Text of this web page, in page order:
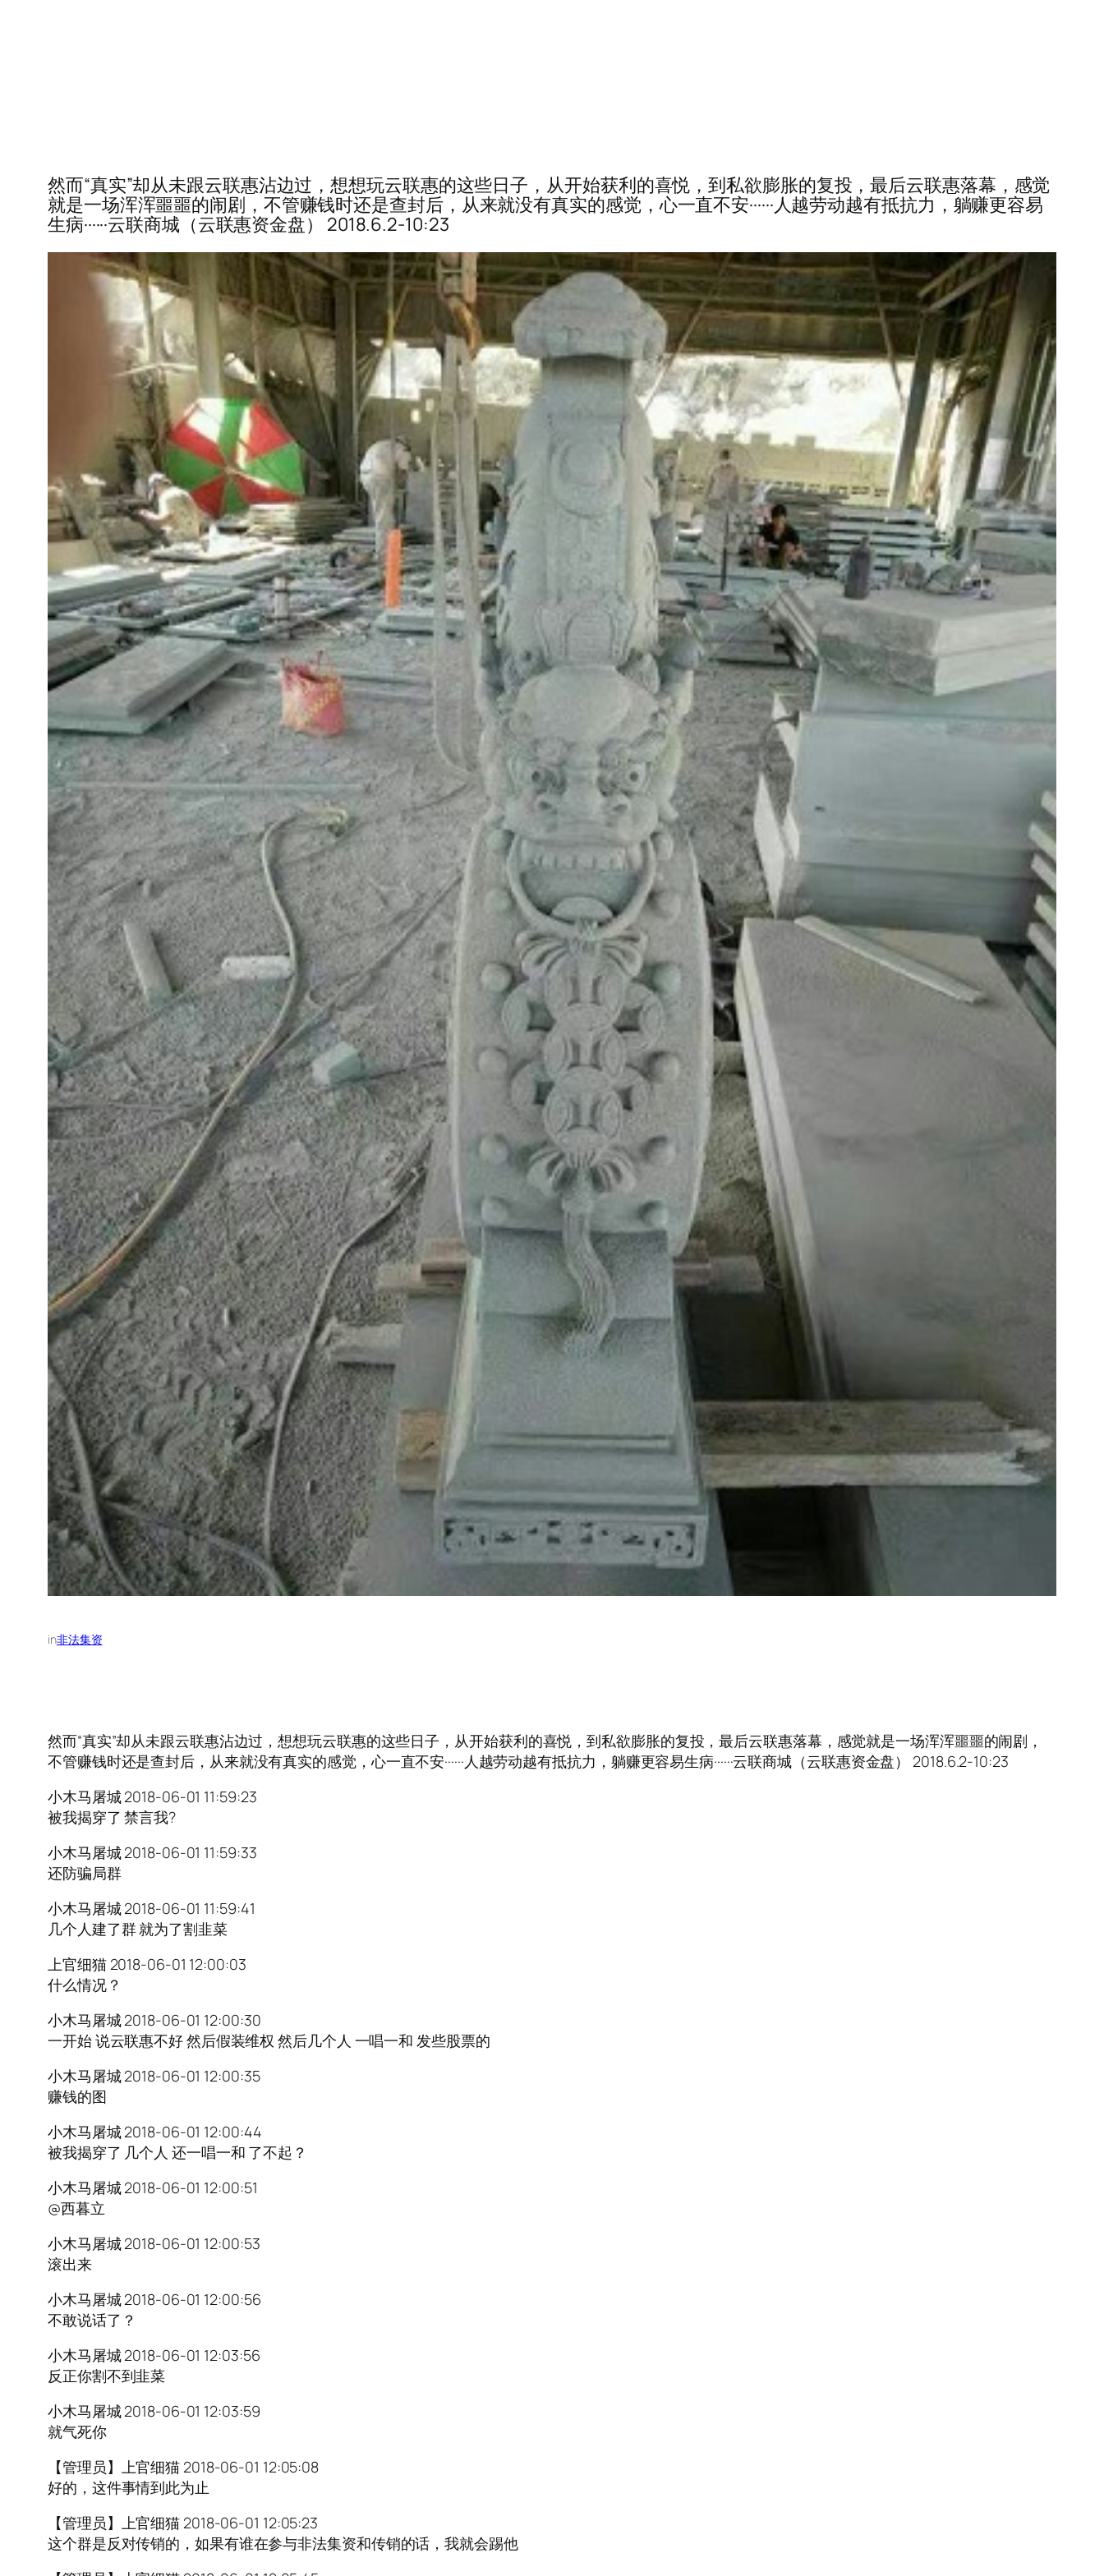
然而“真实”却从未跟云联惠沾边过，想想玩云联惠的这些日子，从开始获利的喜悦，到私欲膨胀的复投，最后云联惠落幕，感觉
就是一场浑浑噩噩的闹剧，不管赚钱时还是查封后，从来就没有真实的感觉，心一直不安······人越劳动越有抵抗力，躺赚更容易
生病······云联商城（云联惠资金盘） 2018.6.2-10:23
in非法集资
然而“真实”却从未跟云联惠沾边过，想想玩云联惠的这些日子，从开始获利的喜悦，到私欲膨胀的复投，最后云联惠落幕，感觉就是一场浑浑噩噩的闹剧，
不管赚钱时还是查封后，从来就没有真实的感觉，心一直不安······人越劳动越有抵抗力，躺赚更容易生病······云联商城（云联惠资金盘） 2018.6.2-10:23
小木马屠城 2018-06-01 11:59:23
被我揭穿了 禁言我?
小木马屠城 2018-06-01 11:59:33
还防骗局群
小木马屠城 2018-06-01 11:59:41
几个人建了群 就为了割韭菜
上官细猫 2018-06-01 12:00:03
什么情况？
小木马屠城 2018-06-01 12:00:30
一开始 说云联惠不好 然后假装维权 然后几个人 一唱一和 发些股票的
小木马屠城 2018-06-01 12:00:35
赚钱的图
小木马屠城 2018-06-01 12:00:44
被我揭穿了 几个人 还一唱一和 了不起？
小木马屠城 2018-06-01 12:00:51
@西暮立
小木马屠城 2018-06-01 12:00:53
滚出来
小木马屠城 2018-06-01 12:00:56
不敢说话了？
小木马屠城 2018-06-01 12:03:56
反正你割不到韭菜
小木马屠城 2018-06-01 12:03:59
就气死你
【管理员】上官细猫 2018-06-01 12:05:08
好的，这件事情到此为止
【管理员】上官细猫 2018-06-01 12:05:23
这个群是反对传销的，如果有谁在参与非法集资和传销的话，我就会踢他